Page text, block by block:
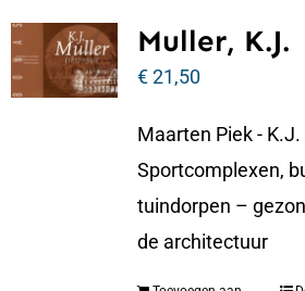
Muller, K.J.
€21,50
Maarten Piek -
Sportcomplexen,
tuindorpen –
de architectuur